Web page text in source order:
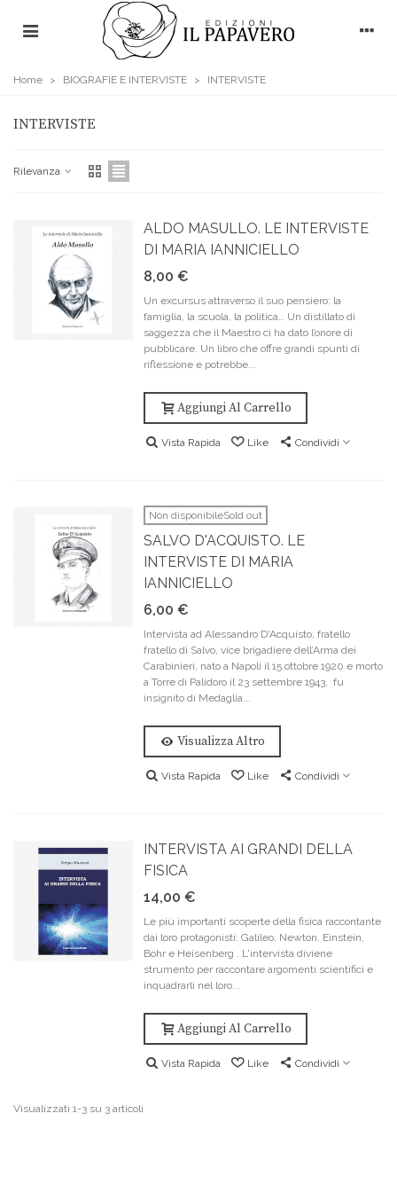
Home > BIOGRAFIE E INTERVISTE > INTERVISTE
INTERVISTE
Rilevanza
ALDO MASULLO. LE INTERVISTE
DI MARIA IANNICIELLO
8,00 €
Un excursus attraverso il suo pensiero: la
famiglia, la scuola, la politica… Un distillato di
saggezza che il Maestro ci ha dato l’onore di
pubblicare. Un libro che offre grandi spunti di
riflessione e potrebbe...
Aggiungi Al Carrello
Vista Rapida Like Condividi
Non disponibileSold out
SALVO D'ACQUISTO. LE
INTERVISTE DI MARIA
IANNICIELLO
6,00 €
Intervista ad Alessandro D'Acquisto, fratello
fratello di Salvo, vice brigadiere dell’Arma dei
Carabinieri, nato a Napoli il 15 ottobre 1920 e morto
a Torre di Palidoro il 23 settembre 1943, fu
insignito di Medaglia...
Visualizza Altro
Vista Rapida Like Condividi
INTERVISTA AI GRANDI DELLA
FISICA
14,00 €
Le più importanti scoperte della fisica raccontante
dai loro protagonisti: Galileo, Newton, Einstein,
Bohr e Heisenberg . L'intervista diviene
strumento per raccontare argomenti scientifici e
inquadrarli nel loro...
Aggiungi Al Carrello
Vista Rapida Like Condividi
Visualizzati 1-3 su 3 articoli